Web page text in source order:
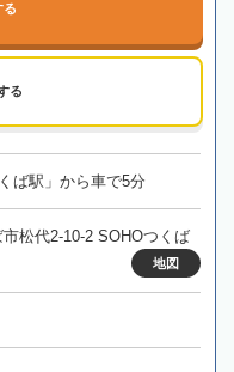
る
る
ば駅」から車で5分
松代2-10-2 SOHOつくば
地図